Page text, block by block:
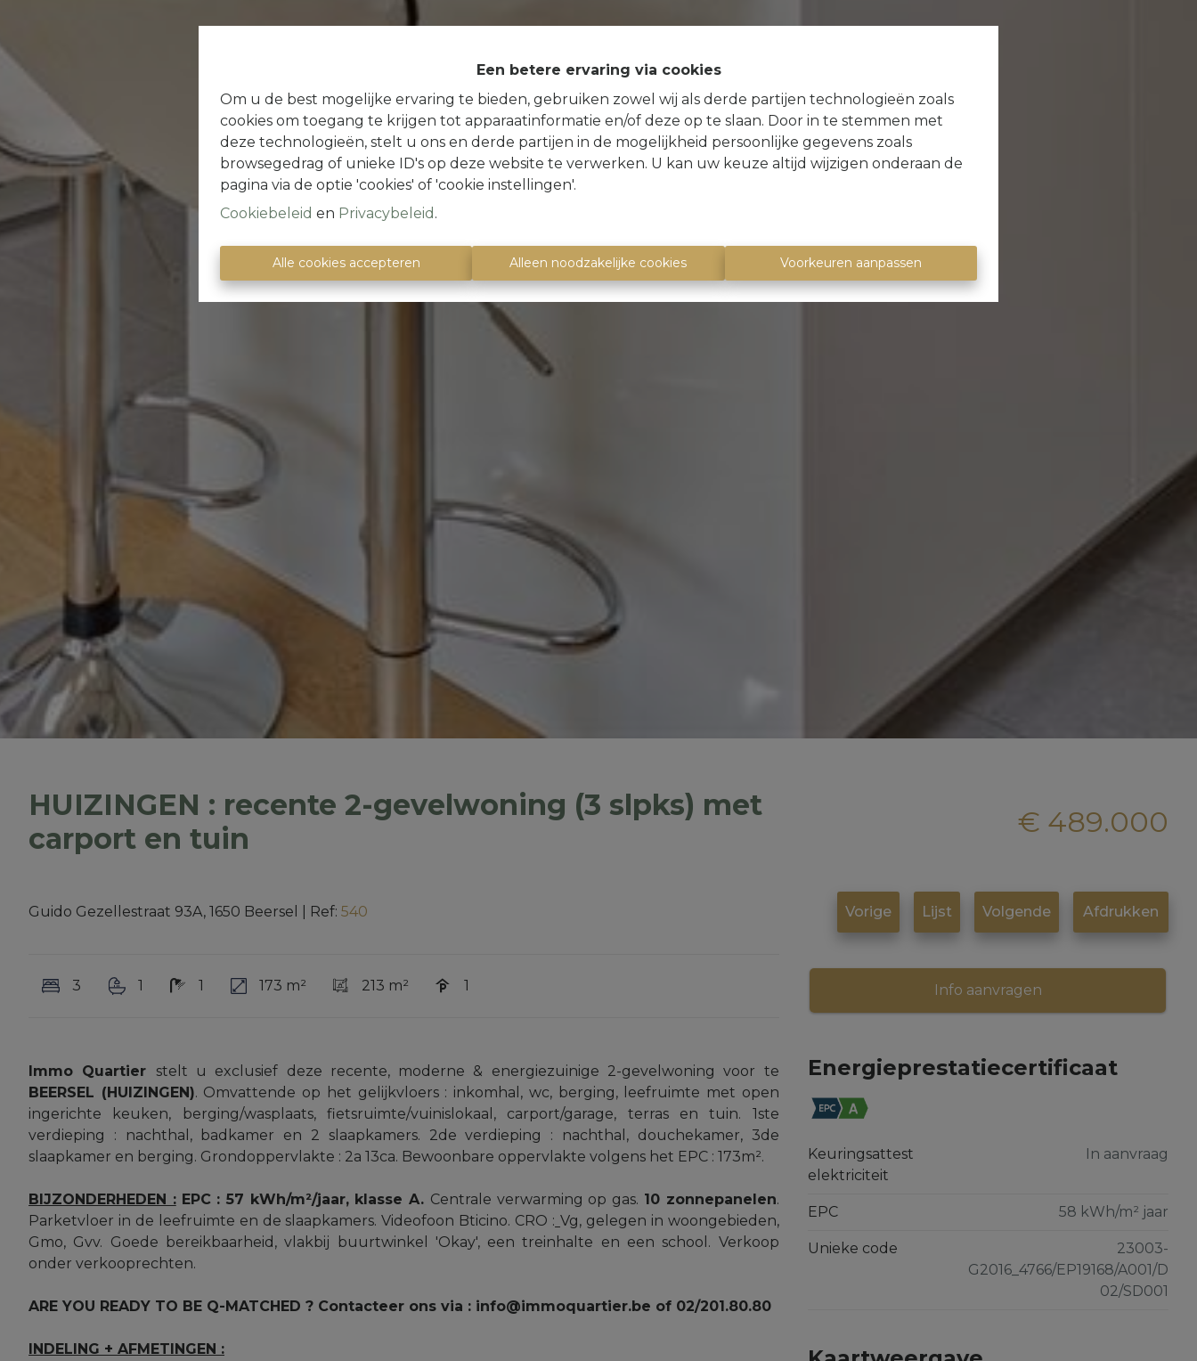
Een betere ervaring via cookies
Om u de best mogelijke ervaring te bieden, gebruiken zowel wij als derde partijen technologieën zoals
cookies om toegang te krijgen tot apparaatinformatie en/of deze op te slaan. Door in te stemmen met
deze technologieën, stelt u ons en derde partijen in de mogelijkheid persoonlijke gegevens zoals
browsegedrag of unieke ID's op deze website te verwerken. U kan uw keuze altijd wijzigen onderaan de
pagina via de optie 'cookies' of 'cookie instellingen'.
Cookiebeleid en Privacybeleid .
Alle cookies accepteren Alleen noodzakelijke cookies Voorkeuren aanpassen
HUIZINGEN : recente 2-gevelwoning (3 slpks) met
carport en tuin
€ 489.000
Guido Gezellestraat 93A, 1650 Beersel Ref: 540 Vorige Lijst Volgende Afdrukken
3 1 1 173 m² 213 m² 1
Immo Quartier stelt u exclusief deze recente, moderne & energiezuinige 2-gevelwoning voor te
BEERSEL (HUIZINGEN). Omvattende op het gelijkvloers : inkomhal, wc, berging, leefruimte met open
ingerichte keuken, berging/wasplaats, fietsruimte/vuinislokaal, carport/garage, terras en tuin. 1ste
verdieping : nachthal, badkamer en 2 slaapkamers. 2de verdieping : nachthal, douchekamer, 3de
slaapkamer en berging. Grondoppervlakte : 2a 13ca. Bewoonbare oppervlakte volgens het EPC : 173m².
BIJZONDERHEDEN : EPC : 57 kWh/m²/jaar, klasse A. Centrale verwarming op gas. 10 zonnepanelen.
Parketvloer in de leefruimte en de slaapkamers. Videofoon Bticino. CRO : Vg, gelegen in woongebieden,
Gmo, Gvv. Goede bereikbaarheid, vlakbij buurtwinkel 'Okay', een treinhalte en een school. Verkoop
onder verkooprechten.
ARE YOU READY TO BE Q-MATCHED ? Contacteer ons via : info@immoquartier.be of 02/201.80.80
INDELING + AFMETINGEN :
Info aanvragen
Energieprestatiecertificaat
Keuringsattest
elektriciteit
In aanvraag
EPC 58 kWh/m² jaar
Unieke code
23003-
G2016_4766/EP19168/A001/D
02/SD001